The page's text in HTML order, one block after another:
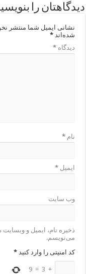
دیدگاهتان را
نشانی ایمیل شما منتشر
شده‌اند*
دیدگاه*
نام*
ایمیل*
وب‌ سایت
ذخیره نام، ایمیل و
می‌نویسم.
کد امنیتی را وارد کنید *
+
3
=
9